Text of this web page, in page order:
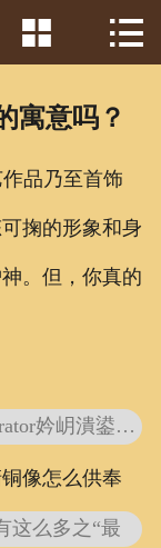
首页
资质
鉴赏
我们
 
寓意吗？
品乃至首饰
掬的形象和身
。但，你真的
像怎么供奉
这么多之“最